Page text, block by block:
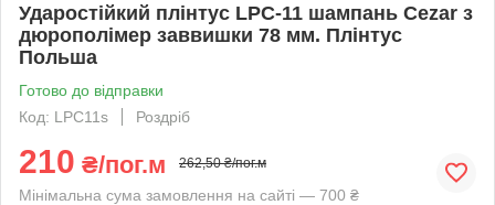
Ударостійкий плінтус LPC-11 шампань Cezar з
дюрополімер заввишки 78 мм. Плінтус
Польша
Готово до відправки
Код: LPC11s
Роздріб
210 ₴/пог.м 262,50 ₴/пог.м
Мінімальна сума замовлення на сайті — 700 ₴